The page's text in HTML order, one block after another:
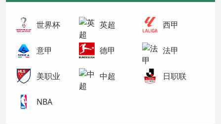
世界杯 英超 西甲
意甲 德甲 法甲
美职业 中超 日职联
NBA